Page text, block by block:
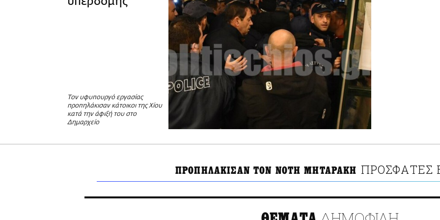
Τον υφυπουργό εργασίας
προπηλάκισαν κάτοικοι της Χίου
κατά την άφιξή του στο
Δημαρχείο
ΠΡΟΠΗΛΑΚΙΣΑΝ ΤΟΝ ΝΟΤΗ ΜΗΤΑΡΑΚΗ ΠΡΟΣΦΑΤΕΣ